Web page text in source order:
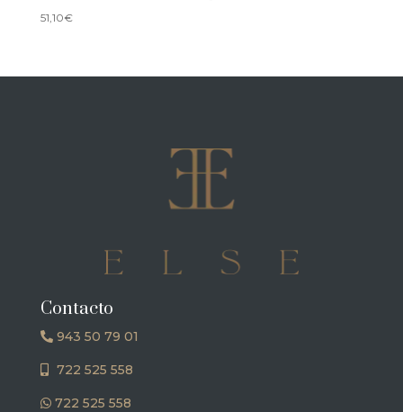
51,10€
Contacto
943 50 79 01
722 525 558
722 525 558